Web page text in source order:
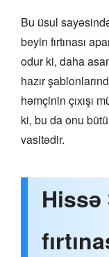
Bu üsul
beyin fırtınası
odur ki, daha
hazır
həmçinin çıxışı
ki, bu da onu
vasitədir.